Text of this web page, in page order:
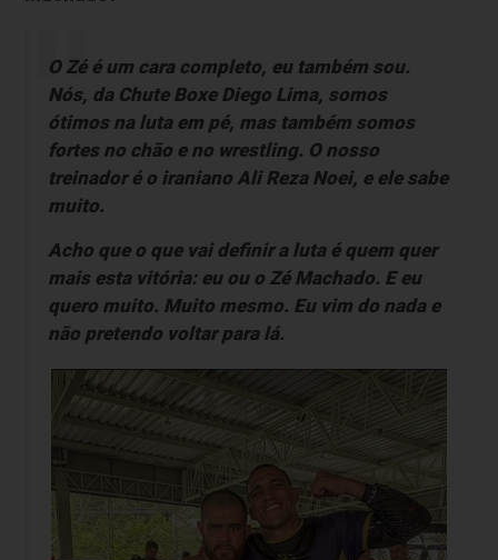
O Zé é um cara completo, eu também sou.
Nós, da Chute Boxe Diego Lima, somos
ótimos na luta em pé, mas também somos
fortes no chão e no wrestling. O nosso
treinador é o iraniano Ali Reza Noei, e ele sabe
muito.
Acho que o que vai definir a luta é quem quer
mais esta vitória: eu ou o Zé Machado. E eu
quero muito. Muito mesmo. Eu vim do nada e
não pretendo voltar para lá.